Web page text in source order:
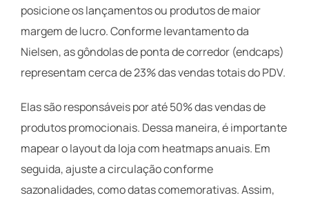
posicione os lançamentos ou produtos de maior
margem de lucro. Conforme levantamento da
Nielsen, as gôndolas de ponta de corredor (endcaps)
representam cerca de 23% das vendas totais do PDV.
Elas são responsáveis por até 50% das vendas de
produtos promocionais. Dessa maneira, é importante
mapear o layout da loja com heatmaps anuais. Em
seguida, ajuste a circulação conforme
sazonalidades, como datas comemorativas. Assim,